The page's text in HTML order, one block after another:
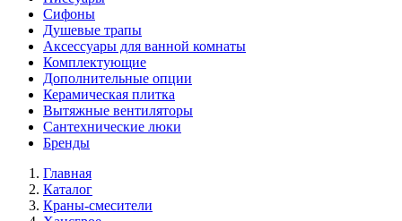
Сифоны
Душевые трапы
Аксессуары для ванной комнаты
Комплектующие
Дополнительные опции
Керамическая плитка
Вытяжные вентиляторы
Сантехнические люки
Бренды
Главная
Каталог
Краны-смесители